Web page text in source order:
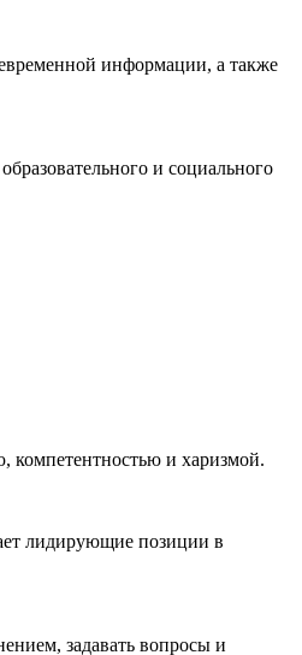
информации, а также
и социального
компетентностью и харизмой.
лидирующие позиции в
задавать вопросы и